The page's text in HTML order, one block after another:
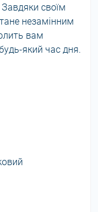
Завдяки своїм
незамінним
вам
який час дня.